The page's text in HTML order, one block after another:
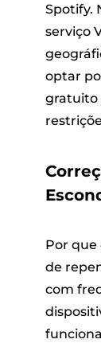
Spotify.
serviço
optar
gratuito
Por que
de
com